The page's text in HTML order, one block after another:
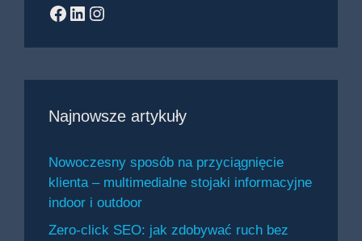
Facebook
LinkedIn
Instagram
Najnowsze artykuły
Nowoczesny sposób na przyciągnięcie
klienta – multimedialne stojaki informacyjne
indoor i outdoor
Zero-click SEO: jak zdobywać ruch bez